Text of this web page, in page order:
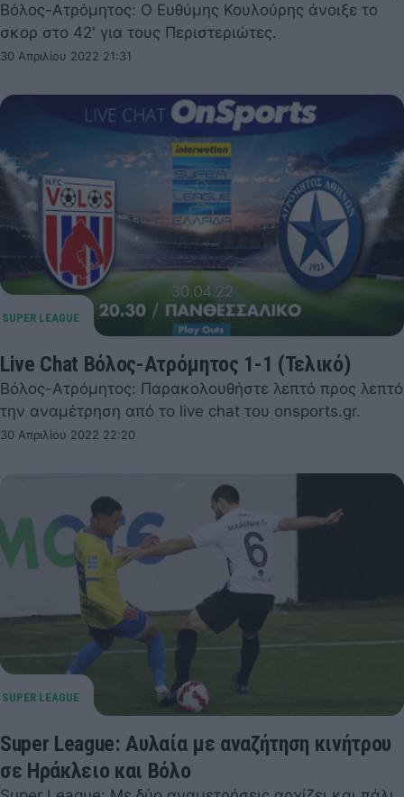
Βόλος-Ατρόμητος: Ο Ευθύμης Κουλούρης άνοιξε το
σκορ στο 42' για τους Περιστεριώτες.
30 Απριλίου 2022 21:31
Live Chat Βόλος-Ατρόμητος 1-1 (Τελικό)
Βόλος-Ατρόμητος: Παρακολουθήστε λεπτό προς λεπτό
την αναμέτρηση από το live chat του onsports.gr.
30 Απριλίου 2022 22:20
Super League: Αυλαία με αναζήτηση κινήτρου
σε Ηράκλειο και Βόλο